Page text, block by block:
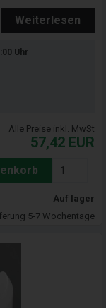
Weiterlesen
Uhr
Alle Preise inkl. MwSt
57,42 EUR
Auf lager
5-7 Wochentage